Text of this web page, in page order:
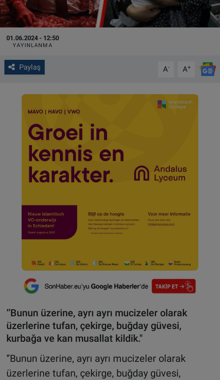
01.06.2024 - 12:50
YAYINLANMA
Paylaş A- A+
‘’Bunun üzerine, ayrı ayrı mucizeler olarak
üzerlerine tufan, çekirge, buğday güvesi,
kurbağa ve kan musallat kildik."
‘’Bunun üzerine, ayrı ayrı mucizeler olarak
üzerlerine tufan, çekirge, buğday güvesi,
VIDEO GALERİ
ALGEMENE VOORWAARDEN
CONTACT
Çerez Politikası